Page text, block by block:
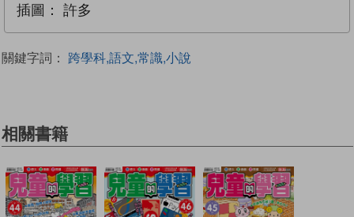
插圖：
許多
關鍵字詞： 跨學科,語文,常識,小說
相關書籍